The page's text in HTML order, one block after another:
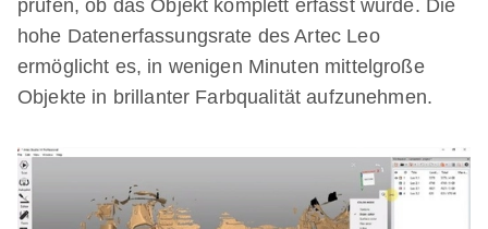
prüfen, ob das Objekt komplett erfasst wurde. Die
hohe Datenerfassungsrate des Artec Leo
ermöglicht es, in wenigen Minuten mittelgroße
Objekte in brillanter Farbqualität aufzunehmen.